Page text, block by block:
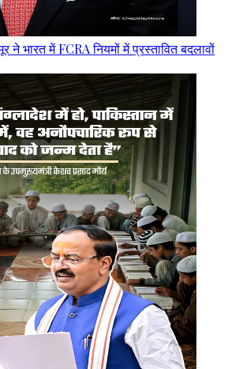
ने भारत में FCRA नियमों में प्रस्तावित बदलावों